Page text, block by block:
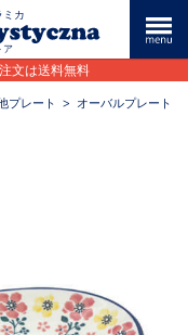
ミカ
ア
文は送料無料
プレート > オーバルプレート